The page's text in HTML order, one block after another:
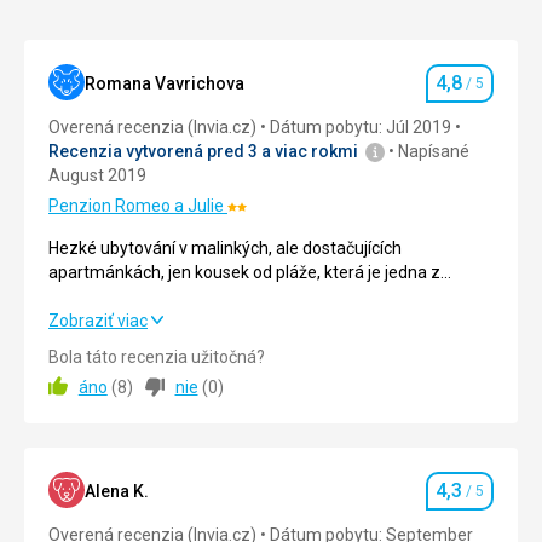
výrobe
olivového
oleja.
kláštoru
patrí
malé
múzeum
ikonami,
knihami
Nenáročné
Romana Vavrichova Hodnotenie
4,8 / 5
Overená recenzia (Invia.cz)
Dátum pobytu: Júl 2019
Recenzia vytvorená pred 3 a viac rokmi
Napísané
August 2019
Penzion Romeo a JulieHodnotenie:
2/5
Hezké ubytování v malinkých, ale dostačujících
apartmánkách, jen kousek od pláže, která je jedna z
Není vůbec přelidněná, moře je velmi čisté. Byli jsme pořád
Hezké ubytování v malinkých, ale dostačujících
nejhezčích na Korfu.
Není vůbec přelidněná, moře je velmi čisté. Byli jsme pořád
Ubytovanie 4,0/ 5
Okolie 5,0/ 5
Zobraziť viac
Bola táto recenzia užitočná?
áno (8) nie (0)
Alena K. Hodnotenie
4,3 / 5
Overená recenzia (Invia.cz)
Dátum pobytu: September